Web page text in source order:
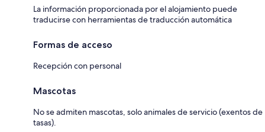
La información proporcionada por el alojamiento puede
traducirse con herramientas de traducción automática
Formas de acceso
Recepción con personal
Mascotas
No se admiten mascotas, solo animales de servicio (exentos de
tasas).